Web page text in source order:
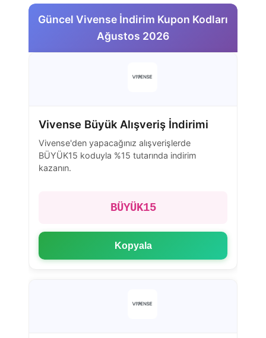
Güncel Vivense İndirim Kupon Kodları
Ağustos 2026
Vivense Büyük Alışveriş İndirimi
Vivense'den yapacağınız alışverişlerde
BÜYÜK15 koduyla %15 tutarında indirim
kazanın.
BÜYÜK15
Kopyala